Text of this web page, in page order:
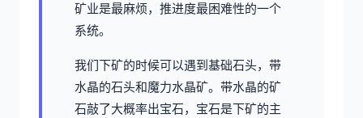
矿业是最麻烦，推进度最困难性的一个
系统。
我们下矿的时候可以遇到基础石头，带
水晶的石头和魔力水晶矿。带水晶的矿
石敲了大概率出宝石，宝石是下矿的主